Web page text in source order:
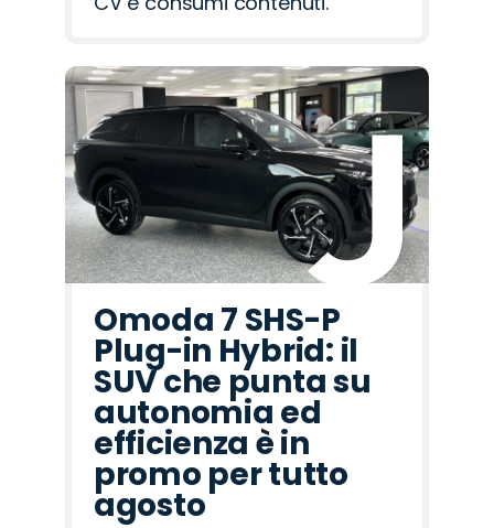
Omoda 7 SHS-P
Plug-in Hybrid: il
SUV che punta su
autonomia ed
efficienza è in
promo per tutto
agosto